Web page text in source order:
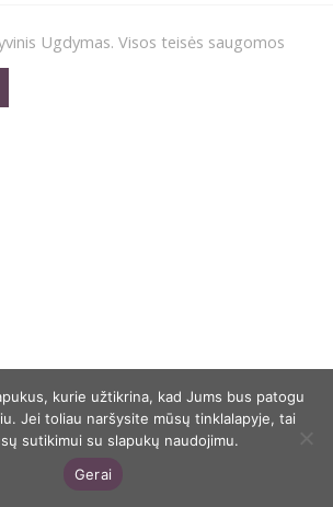
Ugdymas. Visos teisės saugomos
kurie užtikrina, kad Jums bus patogu
Jei toliau naršysite mūsų tinklalapyje, tai
sutikimui su slapukų naudojimu.
Gerai